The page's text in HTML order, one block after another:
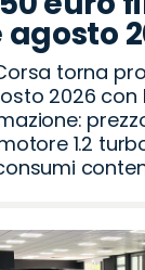
agosto
torna
2026 con
1.2